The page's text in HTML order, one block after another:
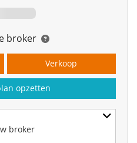
broker
broker
Verkoop
opzetten